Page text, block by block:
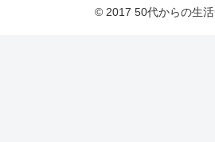
© 2017 50代からの生